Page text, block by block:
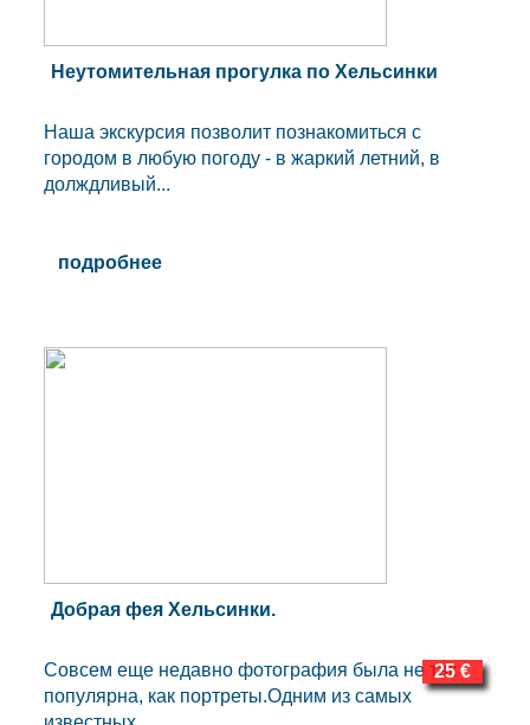
Неутомительная прогулка по Хельсинки
Наша экскурсия позволит познакомиться с
городом в любую погоду - в жаркий летний, в
долждливый...
подробнее
Добрая фея Хельсинки.
Совсем еще недавно фотография была не так
популярна, как портреты.Одним из самых
25 €